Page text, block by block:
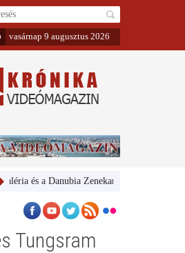
vasárnap 9 augusztus 2026
és a Danubia Zenekar
Tungsram